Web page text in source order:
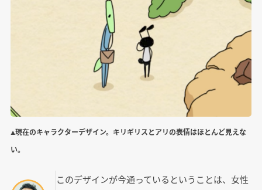
▲現在のキャラクターデザイン。キリギリスとアリの表情はほとんど見えな
い。
このデザインが今通っているということは、女性